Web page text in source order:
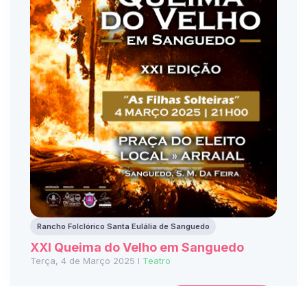
Rancho Folclórico Santa Eulália de Sanguedo
XXI Queima do Velho em Sanguedo
Terça, 4 de Março 2025 I Teatro